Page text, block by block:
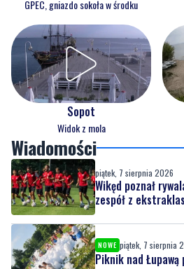
GPEC, gniazdo sokoła w środku
Sopot
Widok z mola
Wiadomości
piątek, 7 sierpnia 2026
Wikęd poznał
zespół z
NOWE piątek, 7 sierpnia
Piknik nad Łupawą